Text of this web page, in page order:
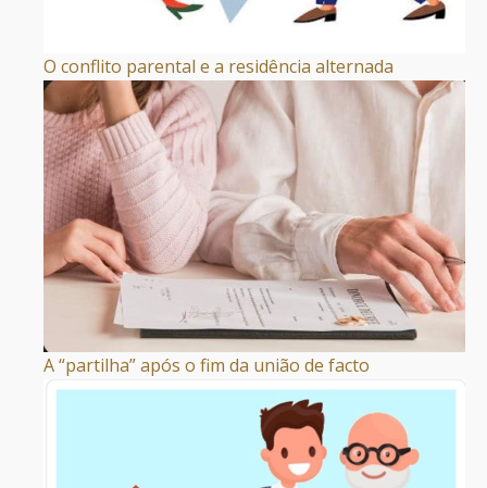
O conflito parental e a residência alternada
A “partilha” após o fim da união de facto